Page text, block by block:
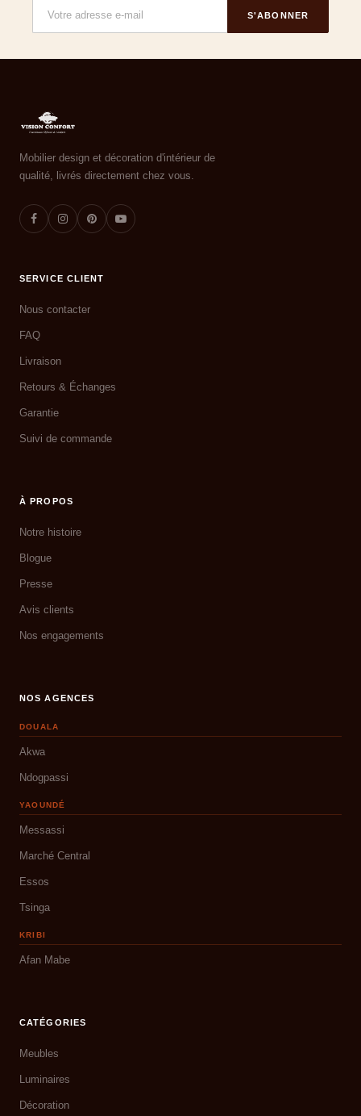
S'ABONNER
Mobilier design et décoration d'intérieur de
qualité, livrés directement chez vous.
SERVICE CLIENT
Nous contacter
FAQ
Livraison
Retours & Échanges
Garantie
Suivi de commande
À PROPOS
Notre histoire
Blogue
Presse
Avis clients
Nos engagements
NOS AGENCES
DOUALA
Akwa
Ndogpassi
YAOUNDÉ
Messassi
Marché Central
Essos
Tsinga
KRIBI
Afan Mabe
CATÉGORIES
Meubles
Luminaires
Décoration